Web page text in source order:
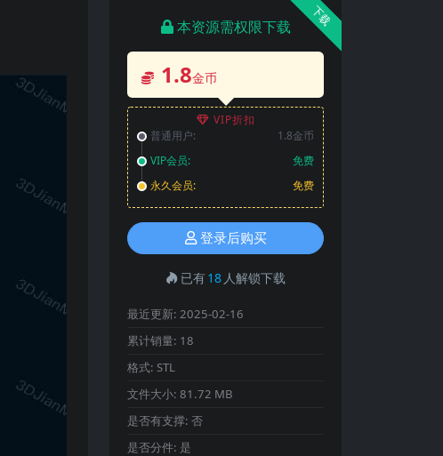
下载
本资源需权限下载
1.8金币
VIP折扣
普通用户:
1.8金币
VIP会员:
免费
永久会员:
免费
登录后购买
已有18 人解锁下载
最近更新: 2025-02-16
累计销量: 18
格式: STL
文件大小: 81.72 MB
是否有支撑: 否
是否分件: 是